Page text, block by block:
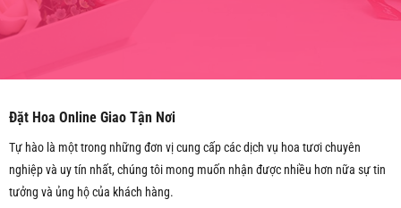
Đặt Hoa Online Giao Tận Nơi
Tự hào là một trong những đơn vị cung cấp các dịch vụ hoa tươi chuyên
nghiệp và uy tín nhất, chúng tôi mong muốn nhận được nhiều hơn nữa sự tin
tưởng và ủng hộ của khách hàng.